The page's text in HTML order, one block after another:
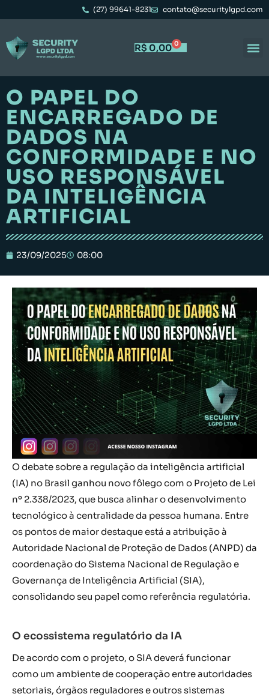
(27) 99641-8231 contato@securitylgpd.com
R$ 0,00 0
O PAPEL DO
ENCARREGADO DE
DADOS NA
CONFORMIDADE E NO
USO RESPONSÁVEL
DA INTELIGÊNCIA
ARTIFICIAL
23/09/2025 08:00
O debate sobre a regulação da inteligência artificial
(IA) no Brasil ganhou novo fôlego com o Projeto de Lei
nº 2.338/2023, que busca alinhar o desenvolvimento
tecnológico à centralidade da pessoa humana. Entre
os pontos de maior destaque está a atribuição à
Autoridade Nacional de Proteção de Dados (ANPD) da
coordenação do Sistema Nacional de Regulação e
Governança de Inteligência Artificial (SIA),
consolidando seu papel como referência regulatória.
O ecossistema regulatório da IA
De acordo com o projeto, o SIA deverá funcionar
como um ambiente de cooperação entre autoridades
setoriais, órgãos reguladores e outros sistemas